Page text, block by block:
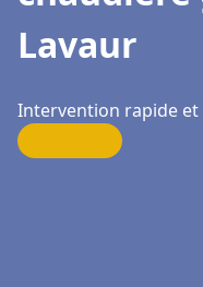
Lavaur
Intervention rapide et